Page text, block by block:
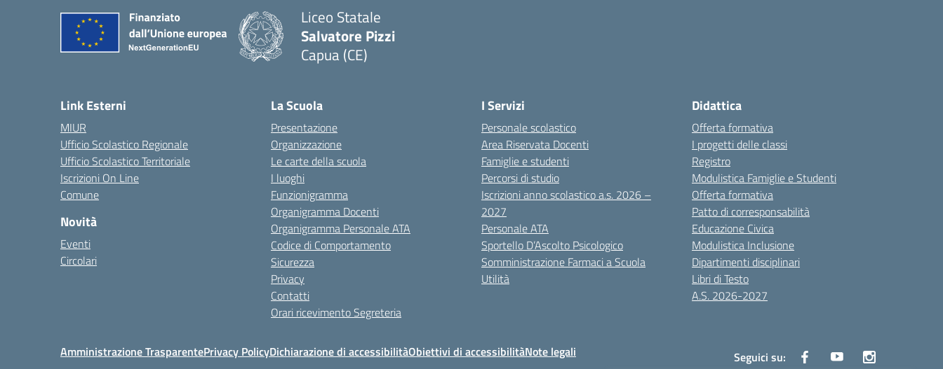
Liceo Statale
Salvatore Pizzi
Capua (CE)
Link Esterni
MIUR
Ufficio Scolastico Regionale
Ufficio Scolastico Territoriale
Iscrizioni On Line
Comune
Novità
Eventi
Circolari
La Scuola
Presentazione
Organizzazione
Le carte della scuola
I luoghi
Funzionigramma
Organigramma Docenti
Organigramma Personale ATA
Codice di Comportamento
Sicurezza
Privacy
Contatti
Orari ricevimento Segreteria
I Servizi
Personale scolastico
Area Riservata Docenti
Famiglie e studenti
Percorsi di studio
Iscrizioni anno scolastico a.s. 2026 –
2027
Personale ATA
Sportello D’Ascolto Psicologico
Somministrazione Farmaci a Scuola
Utilità
Didattica
Offerta formativa
I progetti delle classi
Registro
Modulistica Famiglie e Studenti
Offerta formativa
Patto di corresponsabilità
Educazione Civica
Modulistica Inclusione
Dipartimenti disciplinari
Libri di Testo
A.S. 2026-2027
Amministrazione TrasparentePrivacy PolicyDichiarazione di accessibilitàObiettivi di accessibilitàNote legali Seguici su: